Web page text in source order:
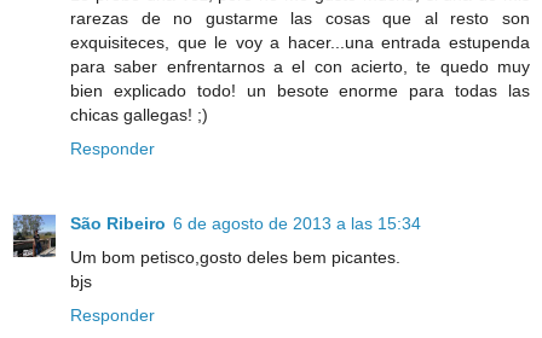
rarezas de no gustarme las cosas que al resto son
exquisiteces, que le voy a hacer...una entrada estupenda
para saber enfrentarnos a el con acierto, te quedo muy
bien explicado todo! un besote enorme para todas las
chicas gallegas! ;)
Responder
São Ribeiro 6 de agosto de 2013 a las 15:34
Um bom petisco,gosto deles bem picantes.
bjs
Responder